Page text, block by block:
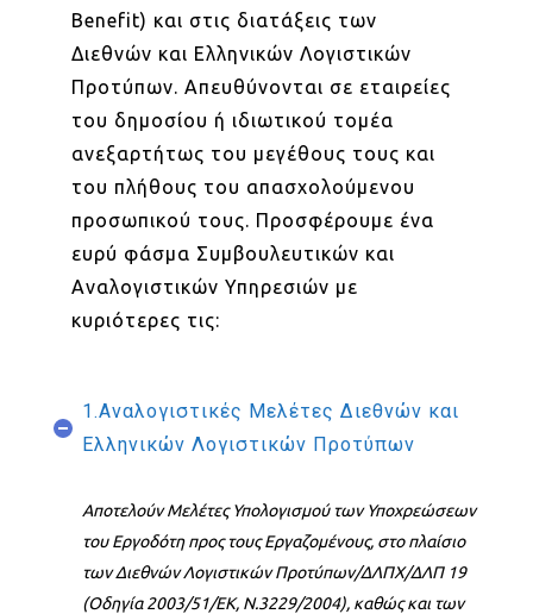
Benefit) και στις διατάξεις των
Διεθνών και Ελληνικών Λογιστικών
Προτύπων. Απευθύνονται σε εταιρείες
του δημοσίου ή ιδιωτικού τομέα
ανεξαρτήτως του μεγέθους τους και
του πλήθους του απασχολούμενου
προσωπικού τους. Προσφέρουμε ένα
ευρύ φάσμα Συμβουλευτικών και
Αναλογιστικών Υπηρεσιών με
κυριότερες τις:
1.Αναλογιστικές Μελέτες Διεθνών και
Ελληνικών Λογιστικών Προτύπων
Αποτελούν Μελέτες Υπολογισμού των Υποχρεώσεων
του Εργοδότη προς τους Εργαζομένους, στο πλαίσιο
των Διεθνών Λογιστικών Προτύπων/ΔΛΠΧ/ΔΛΠ 19
(Οδηγία 2003/51/ΕΚ, Ν.3229/2004), καθώς και των